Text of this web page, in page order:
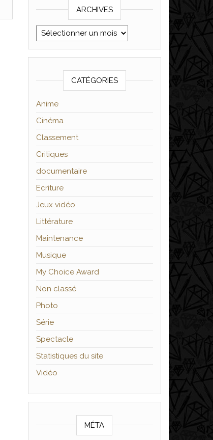
ARCHIVES
Archives
CATÉGORIES
Anime
Cinéma
Classement
Critiques
documentaire
Ecriture
Jeux vidéo
Littérature
Maintenance
Musique
My Choice Award
Non classé
Photo
Série
Spectacle
Statistiques du site
Vidéo
MÉTA